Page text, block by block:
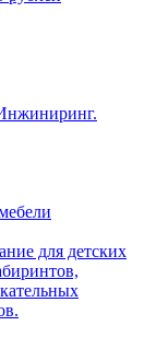
для детских